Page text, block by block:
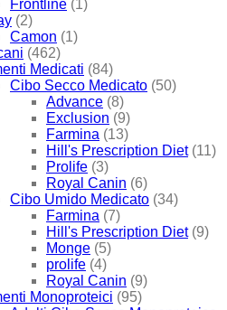
Frontline (1)
(2)
Camon (1)
(462)
Medicati (84)
Cibo Secco Medicato (50)
Advance (8)
Exclusion (9)
Farmina (13)
Hill's Prescription Diet (11)
Prolife (3)
Royal Canin (6)
Cibo Umido Medicato (34)
Farmina (7)
Hill's Prescription Diet (9)
Monge (5)
prolife (4)
Royal Canin (9)
Monoproteici (95)